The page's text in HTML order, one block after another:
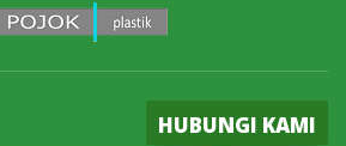
HUBUNGI KAMI